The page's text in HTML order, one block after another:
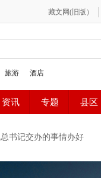
书记交办的事情办好
示 迪庆州第九次党